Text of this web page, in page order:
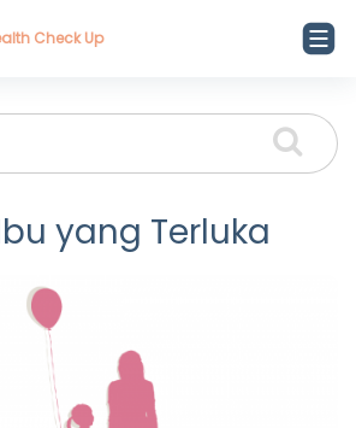
Check Up
yang Terluka